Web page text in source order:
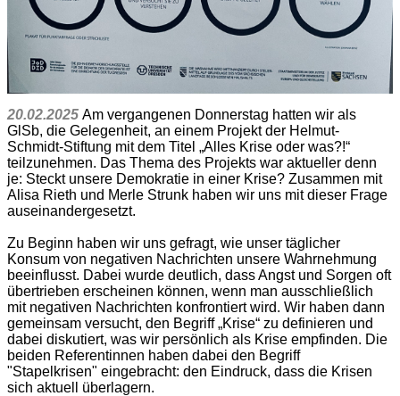
20.02.2025 Am vergangenen Donnerstag hatten wir als
GlSb, die Gelegenheit, an einem Projekt der Helmut-
Schmidt-Stiftung mit dem Titel „Alles Krise oder was?!“
teilzunehmen. Das Thema des Projekts war aktueller denn
je: Steckt unsere Demokratie in einer Krise? Zusammen mit
Alisa Rieth und Merle Strunk haben wir uns mit dieser Frage
auseinandergesetzt.
Zu Beginn haben wir uns gefragt, wie unser täglicher
Konsum von negativen Nachrichten unsere Wahrnehmung
beeinflusst. Dabei wurde deutlich, dass Angst und Sorgen oft
übertrieben erscheinen können, wenn man ausschließlich
mit negativen Nachrichten konfrontiert wird. Wir haben dann
gemeinsam versucht, den Begriff „Krise“ zu definieren und
dabei diskutiert, was wir persönlich als Krise empfinden. Die
beiden Referentinnen haben dabei den Begriff
"Stapelkrisen" eingebracht: den Eindruck, dass die Krisen
sich aktuell überlagern.